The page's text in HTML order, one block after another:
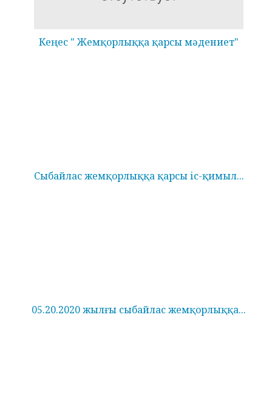
Кеңес " Жемқорлыққа қарсы мәдениет"
Сыбайлас жемқорлыққа қарсы іс-қимыл...
05.20.2020 жылғы сыбайлас жемқорлыққа...